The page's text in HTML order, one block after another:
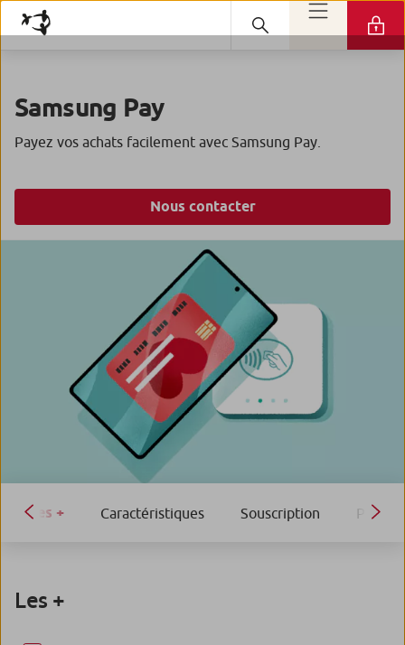
Samsung Pay
Payez vos achats facilement avec Samsung Pay.
Nous contacter
Les + Caractéristiques Souscription Payer
Les +